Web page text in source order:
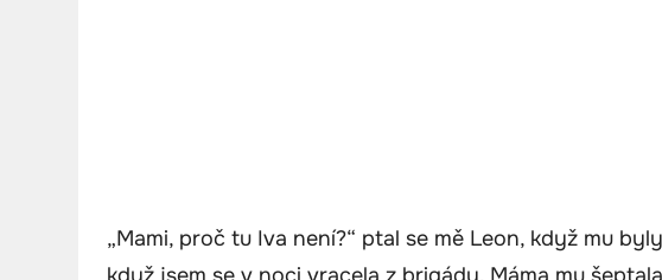
„Mami, proč tu Iva není?“ ptal se mě Leon, když mu